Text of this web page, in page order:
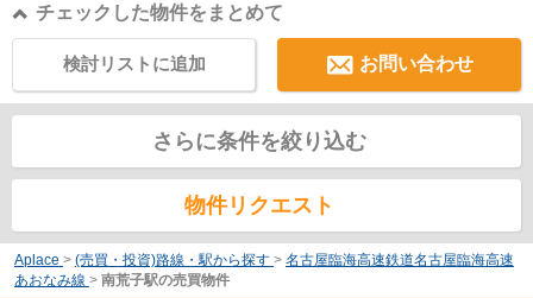
チェックした物件をまとめて
お問い合わせ
検討リストに追加
さらに条件を絞り込む
物件リクエスト
Aplace > (売買・投資)路線・駅から探す > 名古屋臨海高速鉄道名古屋臨海高速
あおなみ線 > 南荒子駅の売買物件